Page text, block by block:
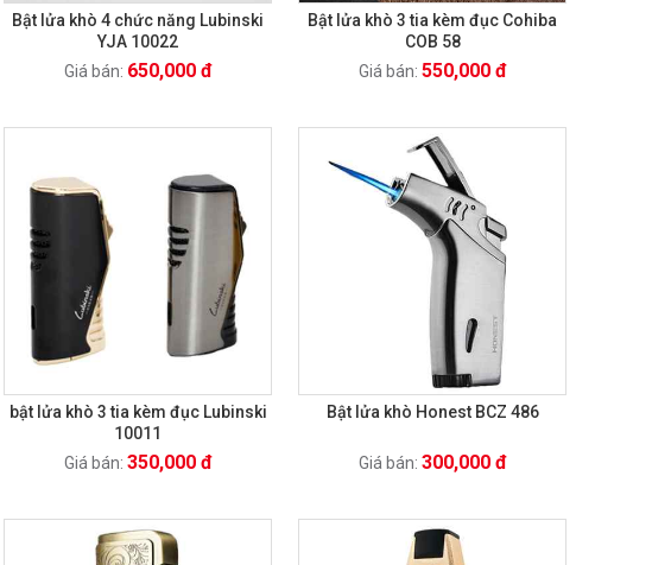
Bật lửa khò 4 chức năng Lubinski
YJA 10022
Giá bán: 650,000 đ
Bật lửa khò 3 tia kèm đục Cohiba
COB 58
Giá bán: 550,000 đ
bật lửa khò 3 tia kèm đục Lubinski
10011
Giá bán: 350,000 đ
Bật lửa khò Honest BCZ 486
Giá bán: 300,000 đ